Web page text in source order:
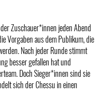
Zuschauer*innen jeden Abend
Vorgaben aus dem Publikum, die
Nach jeder Runde stimmt
besser gefallen hat und
Doch Sieger*innen sind sie
sich der Chessu in einen